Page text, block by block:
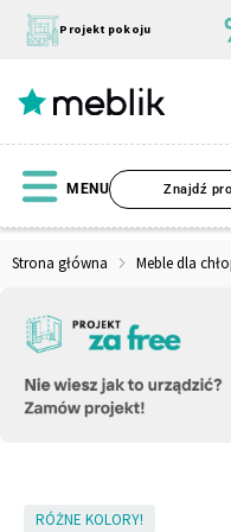
treści
Projekt pokoju
MENU
Strona główna Meble dla
SkipRÓŻNE KOLORY!
Wszystkie Kolekcje
Szafa
Materace